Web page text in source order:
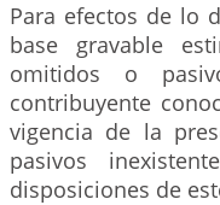
Para efectos de lo
base gravable
omitidos o
contribuyente
vigencia de la
pasivos
disposiciones de